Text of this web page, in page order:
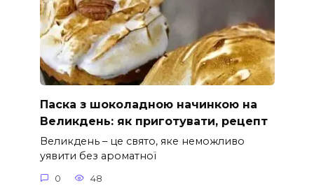
Паска з шоколадною начинкою на
Великдень: як приготувати, рецепт
Великдень – це свято, яке неможливо
уявити без ароматної
0 48